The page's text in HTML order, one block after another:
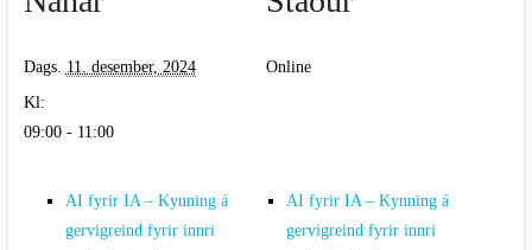
Dags. 11. desember, 2024
Kl:
09:00 - 11:00
Online
AI fyrir IA – Kynning á
gervigreind fyrir innri
AI fyrir IA – Kynning á
gervigreind fyrir innri